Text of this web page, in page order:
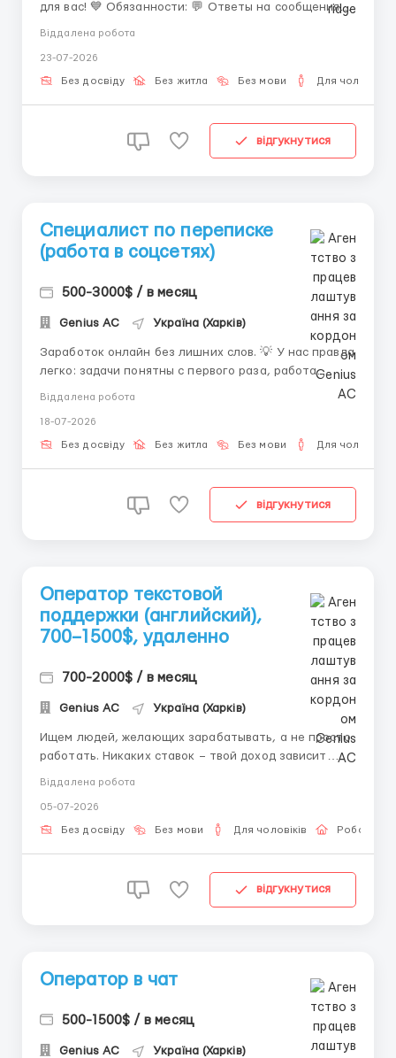
для вас! 💙 Обязанности: 💬 Ответы на сообщения
пользователей. 📚 Работа по готовым алгоритмам.
задач. Мы предлагаем: 🏠 Удалённую работу. 💰
Стабильную оплату. 🎓 Обучение с нуля. 🤝
Віддалена робота
23-07-2026
Без досвіду Без житла Без мови Для чоловіків
відгукнутися
Специалист по переписке
(работа в соцсетях)
500-3000$ / в месяц
Genius AС Україна (Харків)
Заработок онлайн без лишних слов. 💡 У нас правда
легко: задачи понятны с первого раза, работа
выстроена, а включиться можно за день. Опыт не
поддерживаем от первой минуты обучения до
первой зарплаты. Обязанности: • Отвечать в
Віддалена робота
18-07-2026
Без досвіду Без житла Без мови Для чоловіків
відгукнутися
Оператор текстовой
поддержки (английский),
700–1500$, удаленно
700-2000$ / в месяц
Genius AС Україна (Харків)
Ищем людей, желающих зарабатывать, а не просто
работать. Никаких ставок – твой доход зависит
только от тебя. 💬 Суть работы: Общение в чате с
Только текст без звонков и видео. Ты ведешь
переписку по-английски, поддерживаешь интерес —
Віддалена робота
05-07-2026
Без досвіду Без мови Для чоловіків Робота
відгукнутися
Оператор в чат
500-1500$ / в месяц
Genius AС Україна (Харків)